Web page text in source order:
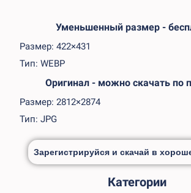
Уменьшенный размер -
Размер: 422×431
Тип: WEBP
Оригинал - можно скачать по
Размер: 2812×2874
Тип: JPG
Зарегистрируйся и скачай в
Категории